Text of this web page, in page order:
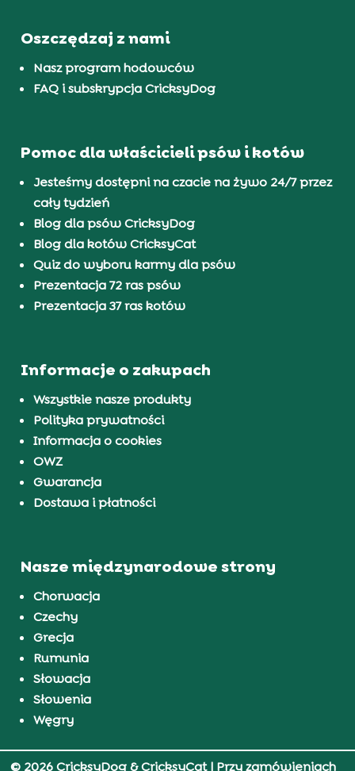
Oszczędzaj z nami
Nasz program hodowców
FAQ i subskrypcja CricksyDog
Pomoc dla właścicieli psów i kotów
Jesteśmy dostępni na czacie na żywo 24/7 przez
cały tydzień
Blog dla psów CricksyDog
Blog dla kotów CricksyCat
Quiz do wyboru karmy dla psów
Prezentacja 72 ras psów
Prezentacja 37 ras kotów
Informacje o zakupach
Wszystkie nasze produkty
Polityka prywatności
Informacja o cookies
OWZ
Gwarancja
Dostawa i płatności
Nasze międzynarodowe strony
Chorwacja
Czechy
Grecja
Rumunia
Słowacja
Słowenia
Węgry
© 2026 CricksyDog & CricksyCat| Przy zamówieniach